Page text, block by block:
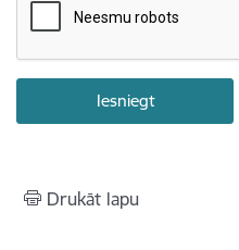
Drukāt lapu